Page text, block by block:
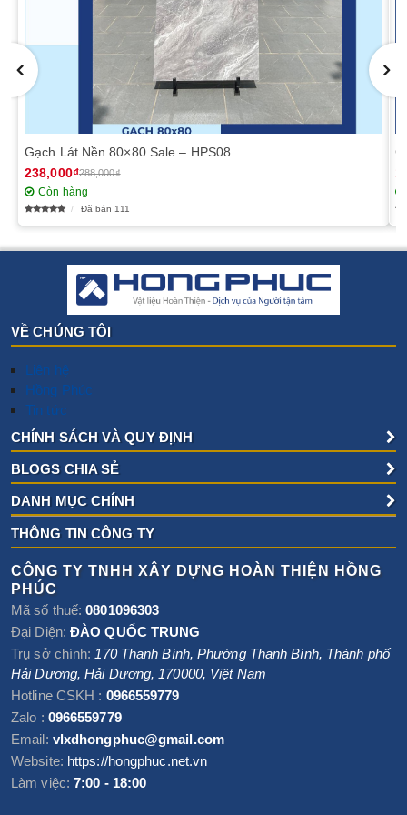
Gạch Lát Nền 80×80 Sale – HPS08
238,000₫288,000₫
Còn hàng
Đã bán 111
VỀ CHÚNG TÔI
Liên hệ
Hồng Phúc
Tin tức
CHÍNH SÁCH VÀ QUY ĐỊNH
BLOGS CHIA SẺ
DANH MỤC CHÍNH
THÔNG TIN CÔNG TY
CÔNG TY TNHH XÂY DỰNG HOÀN THIỆN HỒNG
PHÚC
Mã số thuế:0801096303
Đại Diện: ĐÀO QUỐC TRUNG
Trụ sở chính: 170 Thanh Bình, Phường Thanh Bình, Thành phố
Hải Dương,Hải Dương, 170000, Việt Nam
Hotline CSKH : 0966559779
Zalo : 0966559779
Email: vlxdhongphuc@gmail.com
Website: https://hongphuc.net.vn
Làm việc: 7:00 - 18:00